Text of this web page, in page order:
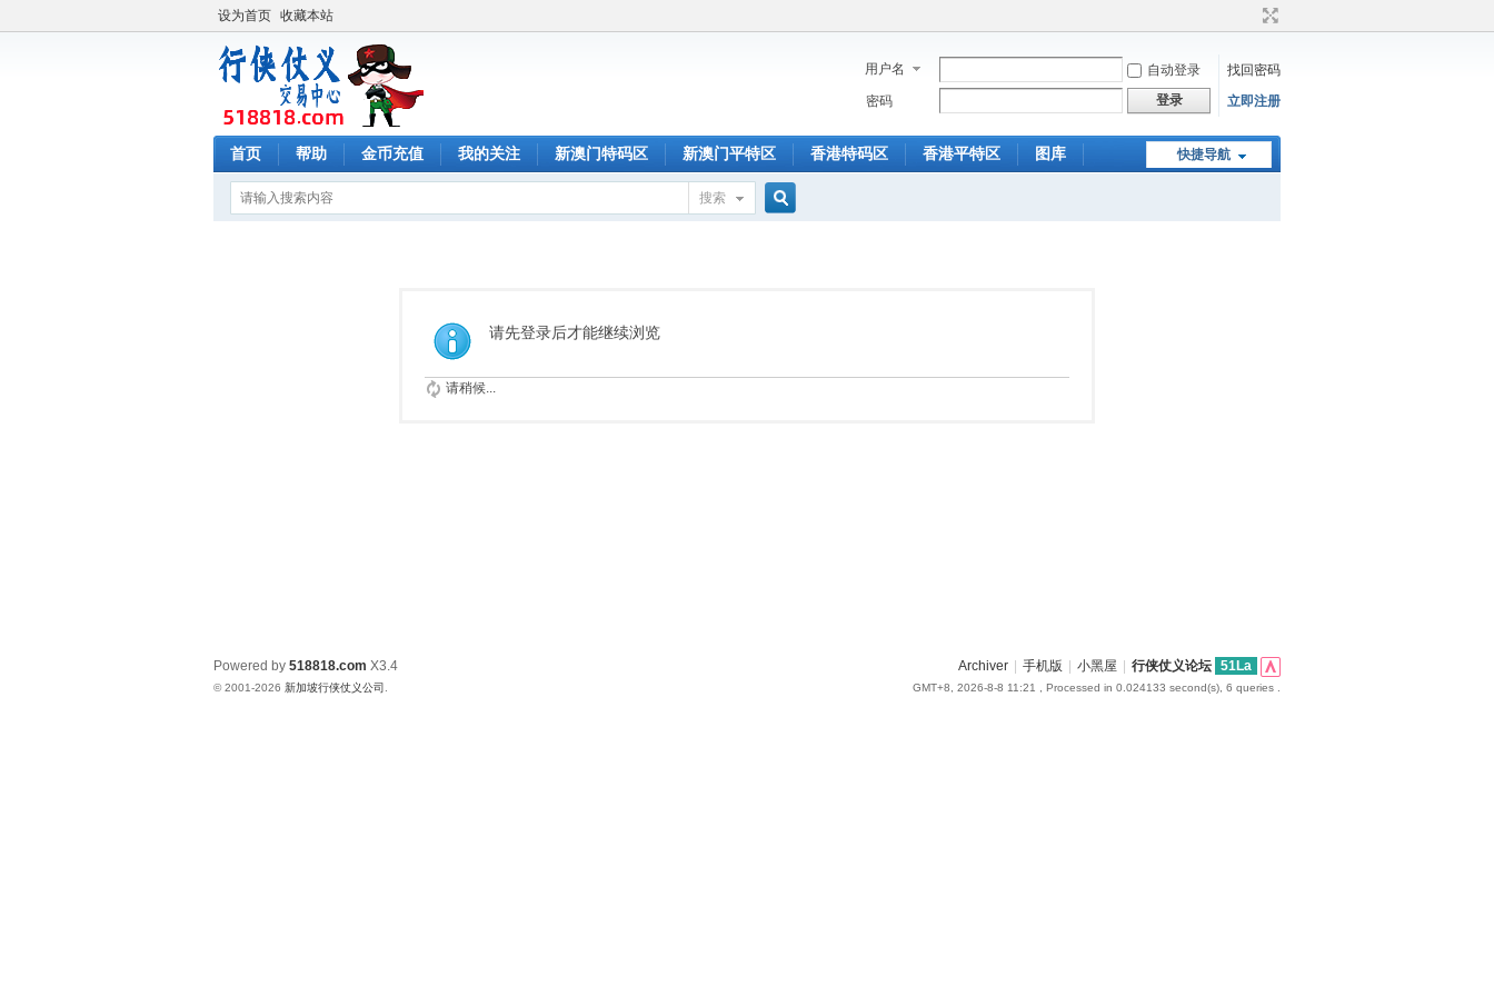
设为首页 收藏本站
用户名 自动登录
找回密码
密码
登录 立即注册
快捷导航
首页 帮助 金币充值 我的关注 新澳门特码区 新澳门平特区 香港特码区 香港平特区 图库
搜索
请先登录后才能继续浏览
请稍候...
Archiver 手机版 小黑屋 行侠仗义论坛 51La
GMT+8, 2026-8-8 11:21 , Processed in 0.024133 second(s), 6 queries .
Powered by 518818.com X3.4
© 2001-2026 新加坡行侠仗义公司